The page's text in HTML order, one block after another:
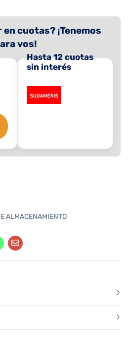
cuotas? ¡Tenemos
vos!
Hasta 12 cuotas
sin interés
ALMACENAMIENTO